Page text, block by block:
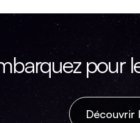
pour
Découvrir